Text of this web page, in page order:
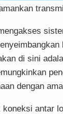
di sini
dengan
antar